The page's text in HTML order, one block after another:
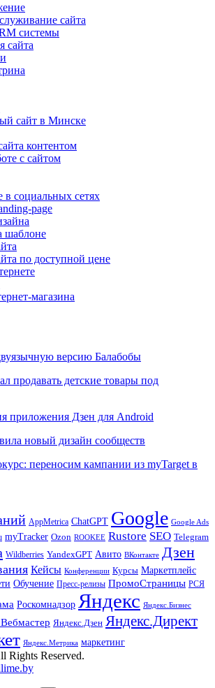
сайта
системы
сайта
сайт в Минске
контентом
с сайтом
социальных сетях
page
шаблоне
по доступной цене
магазина
версию Балабобы
продавать детские товары под
приложения Дзен для Android
новый дизайн сообществ
переносим кампании из myTarget в
AppMetrica ChatGPT Google Google Ads
myTracker Ozon ROOKEE Rustore SEO Telegram
Wildberries YandexGPT Авито ВКонтакте Дзен
Кейсы Конференции Курсы Маркетплейс
Обучение Пресс-релизы ПромоСтраницы РСЯ
Роскомнадзор Яндекс Яндекс.Бизнес
Яндекс.Дзен Яндекс.Директ
Яндекс.Метрика маркетинг
Rights Reserved.